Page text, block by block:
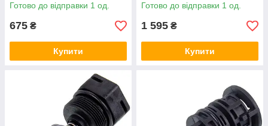
Готово до відправки 1 од.
675 ₴
Купити
Готово до відправки 1 од.
1 595 ₴
Купити